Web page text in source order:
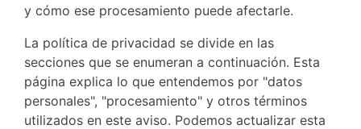
y cómo ese procesamiento puede afectarle.
La política de privacidad se divide en las
secciones que se enumeran a continuación. Esta
página explica lo que entendemos por "datos
personales", "procesamiento" y otros términos
utilizados en este aviso. Podemos actualizar esta